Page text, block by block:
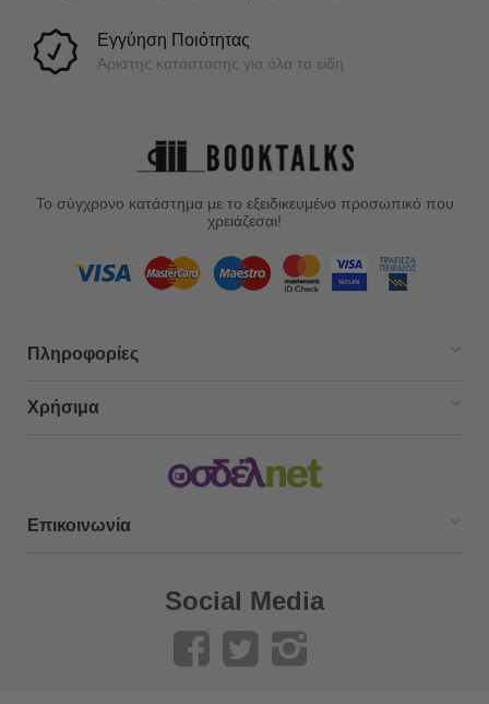
Εγγύηση Ποιότητας
Άριστης κατάστασης για όλα τα είδη
Το σύγχρονο κατάστημα με το εξειδικευμένο προσωπικό που
χρειάζεσαι!
Πληροφορίες
Χρήσιμα
Επικοινωνία
Social Media